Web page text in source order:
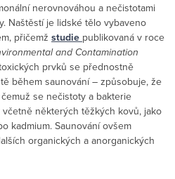
nerovnováhou a nečistotami
Naštěstí je lidské tělo vybaveno
přičemž studie publikovaná v roce
and Contamination
prvků se přednostně
během saunování – způsobuje, že
se nečistoty a bakterie
některých těžkých kovů, jako
kadmium. Saunování ovšem
organických a anorganických